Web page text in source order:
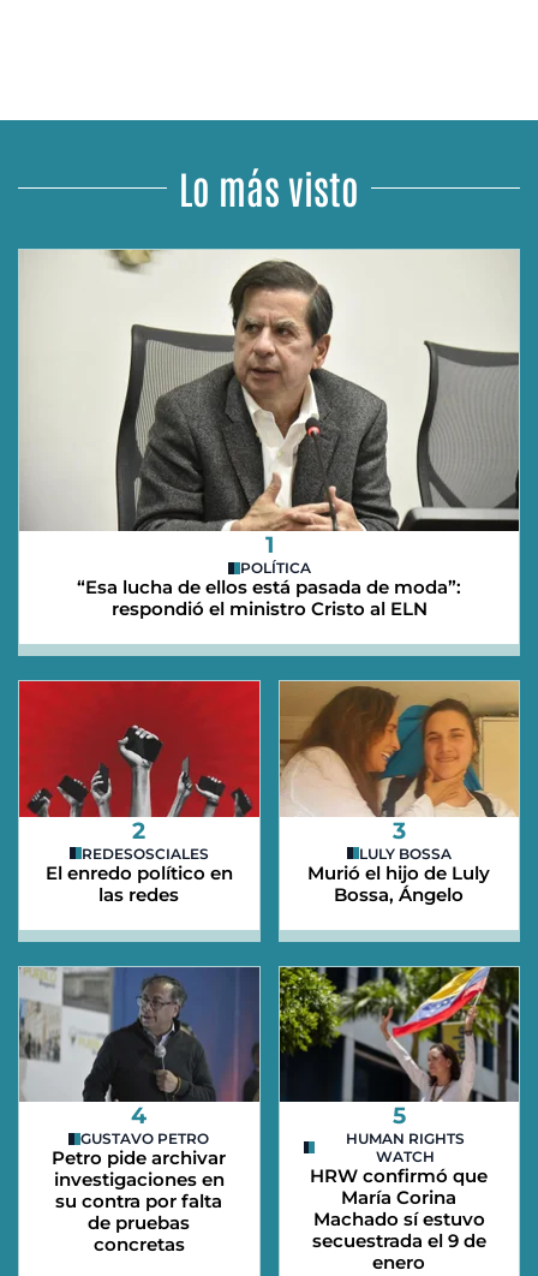
Lo más visto
1
POLÍTICA
“Esa lucha de ellos está pasada de moda”:
respondió el ministro Cristo al ELN
2
REDESOSCIALES
El enredo político en
las redes
3
LULY BOSSA
Murió el hijo de Luly
Bossa, Ángelo
4
GUSTAVO PETRO
Petro pide archivar
investigaciones en
su contra por falta
de pruebas
concretas
5
HUMAN RIGHTS
WATCH
HRW confirmó que
María Corina
Machado sí estuvo
secuestrada el 9 de
enero